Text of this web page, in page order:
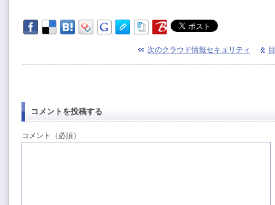
次のクラウド情報セキュリティ
コメントを投稿する
コメント（必須）